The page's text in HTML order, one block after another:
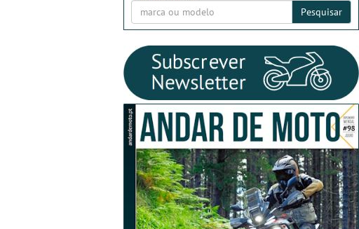
Pesquisar